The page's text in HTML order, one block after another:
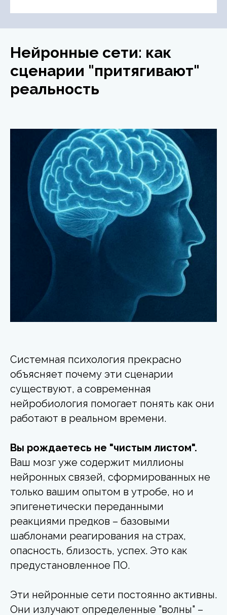
Нейронные сети: как
сценарии "притягивают"
реальность
Системная психология прекрасно
объясняет почему эти сценарии
существуют, а современная
нейробиология помогает понять как они
работают в реальном времени.
Вы рождаетесь не "чистым листом".
Ваш мозг уже содержит миллионы
нейронных связей, сформированных не
только вашим опытом в утробе, но и
эпигенетически переданными
реакциями предков – базовыми
шаблонами реагирования на страх,
опасность, близость, успех. Это как
предустановленное ПО.
Эти нейронные сети постоянно активны.
Они излучают определенные "волны" –